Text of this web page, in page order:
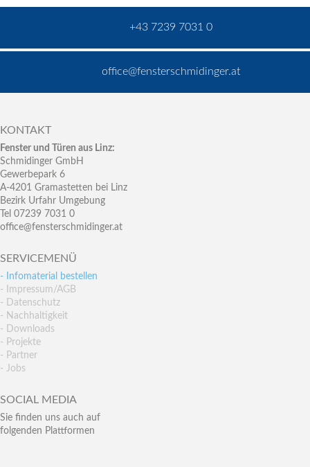
+43 7239 7031 0
office@fensterschmidinger.at
KONTAKT
Fenster und Türen aus Linz:
Schmidinger GmbH
Gewerbepark 6
A-4201 Gramastetten bei Linz
Bezirk Urfahr Umgebung
Tel 07239 7031 0
office@fensterschmidinger.at
SERVICEMENÜ
- Infomaterial bestellen
- Impressum/AGB
- Datenschutz
- Nachhaltigkeit
- Downloads
- Projekte
- Partner
- Jobs
SOCIAL MEDIA
Sie finden uns auch auf
folgenden Plattformen